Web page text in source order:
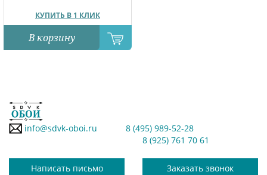
КУПИТЬ В 1 КЛИК
В корзину
info@sdvk-oboi.ru
8 (495) 989-52-28
8 (925) 761 70 61
Написать письмо Заказать звонок